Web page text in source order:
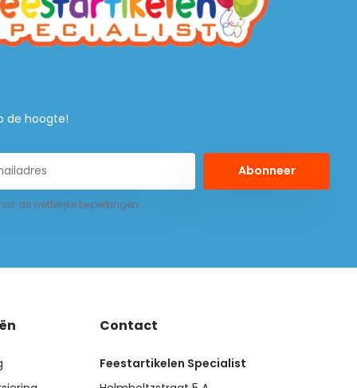
de hoogte!
Abonneer
de wettelijke beperkingen
Contact
Feestartikelen Specialist